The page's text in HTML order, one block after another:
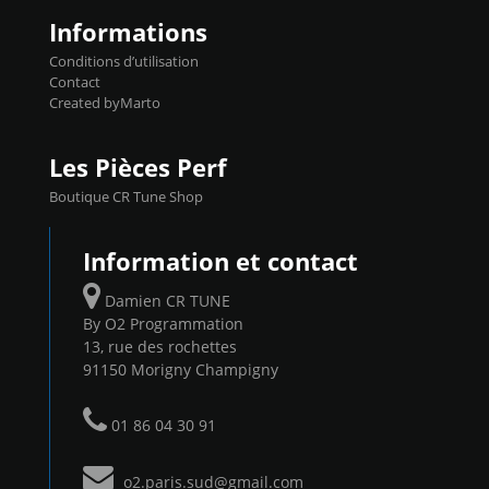
Informations
Conditions d’utilisation
Contact
Created byMarto
Les Pièces Perf
Boutique CR Tune Shop
Information et contact
Damien CR TUNE
By O2 Programmation
13, rue des rochettes
91150 Morigny Champigny
01 86 04 30 91
o2.paris.sud@gmail.com